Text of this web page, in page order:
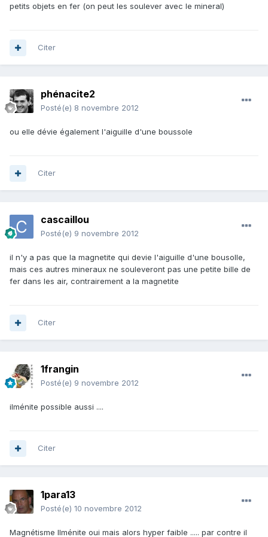
petits objets en fer (on peut les soulever avec le mineral)
Citer
phénacite2
Posté(e) 8 novembre 2012
ou elle dévie également l'aiguille d'une boussole
Citer
cascaillou
Posté(e) 9 novembre 2012
il n'y a pas que la magnetite qui devie l'aiguille d'une bousolle,
mais ces autres mineraux ne souleveront pas une petite bille de
fer dans les air, contrairement a la magnetite
Citer
1frangin
Posté(e) 9 novembre 2012
ilménite possible aussi ....
Citer
1para13
Posté(e) 10 novembre 2012
Magnétisme Ilménite oui mais alors hyper faible ..... par contre il